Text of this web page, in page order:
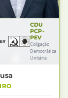
CDU
PCP-
PEV
Coligação
Democrática
Unitária